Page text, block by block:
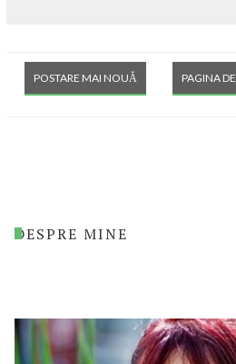
POSTARE MAI NOUĂ
PAGINA DE
DESPRE MINE